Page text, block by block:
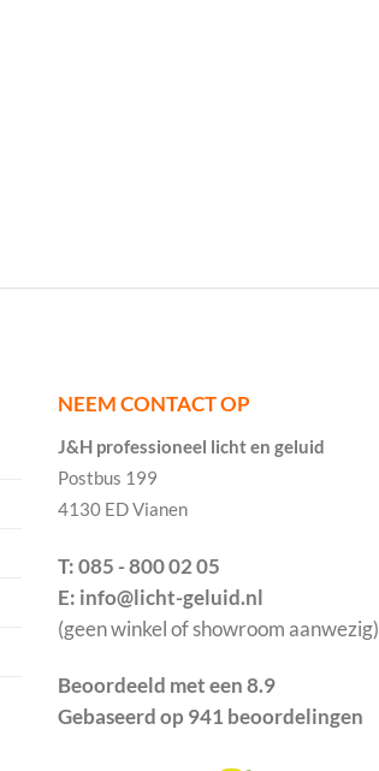
NEEM CONTACT OP
J&H professioneel licht en geluid
Postbus 199
4130 ED Vianen
T: 085 - 800 02 05
E: info@licht-geluid.nl
(geen winkel of showroom aanwezig)
Beoordeeld met een 8.9
Gebaseerd op 941 beoordelingen